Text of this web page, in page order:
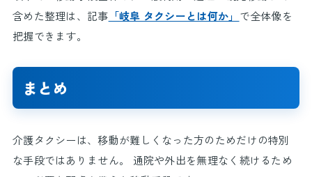
含めた整理は、記事 「岐阜 タクシーとは何か」 で全体像を
把握できます。
まとめ
介護タクシーは、移動が難しくなった方のためだけの特別
な手段ではありません。 通院や外出を無理なく続けるため